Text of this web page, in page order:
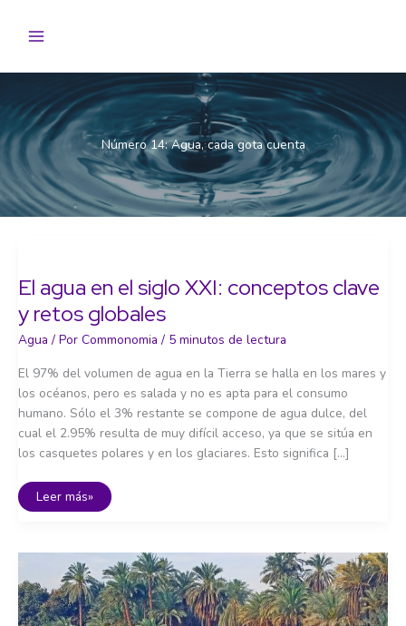
Número 14: Agua, cada gota cuenta
El agua en el siglo XXI: conceptos clave
y retos globales
Agua / Por Commonomia / 5 minutos de lectura
El 97% del volumen de agua en la Tierra se halla en los mares y
los océanos, pero es salada y no es apta para el consumo
humano. Sólo el 3% restante se compone de agua dulce, del
cual el 2.95% resulta de muy difícil acceso, ya que se sitúa en
los casquetes polares y en los glaciares. Esto significa […]
El
agua
XXI:
conceptos
clave
y
retos
globales
Leer más»